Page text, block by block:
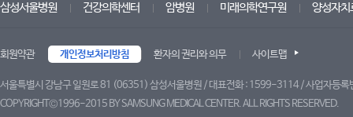
삼성서울병원 건강의학센터 암병원 미래의학연구원 양성자치
회원약관 개인정보처리방침 환자의 권리와 의무 사이트맵
서울특별시 강남구 일원로 81 (06351) 삼성서울병원 / 대표전화 : 1599-3114 / 사업자등
COPYRIGHT©1996-2015 BY SAMSUNG MEDICAL CENTER. ALL RIGHTS RESERVED.